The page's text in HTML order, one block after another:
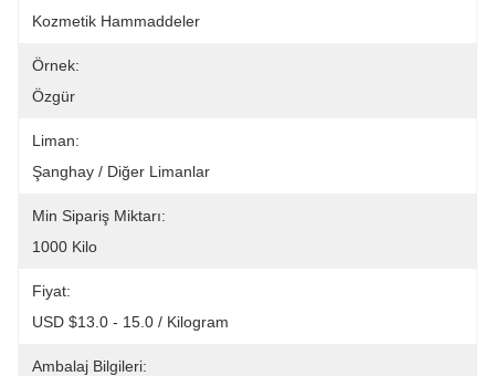
Kozmetik Hammaddeler
Örnek:
Özgür
Liman:
Şanghay / Diğer Limanlar
Min Sipariş Miktarı:
1000 Kilo
Fiyat:
USD $13.0 - 15.0 / Kilogram
Ambalaj Bilgileri: